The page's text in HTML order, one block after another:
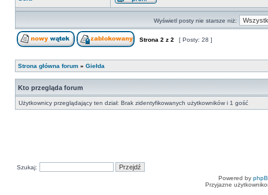
Wyświetl posty nie starsze niż:
Strona 2 z 2 [ Posty: 28 ]
Strona główna forum » Giełda
Kto przegląda forum
Użytkownicy przeglądający ten dział: Brak zidentyfikowanych użytkowników i 1 gość
Szukaj:
Powered by
Przyjazne